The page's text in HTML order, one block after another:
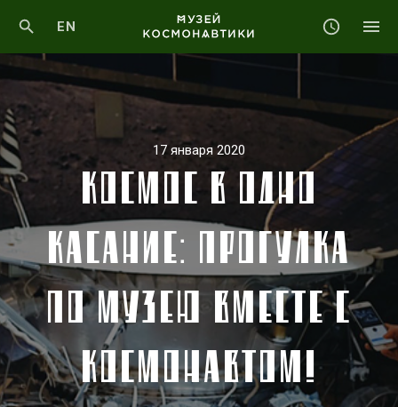
EN
17 января 2020
КОСМОС В ОДНО
КАСАНИЕ: ПРОГУЛКА
ПО МУЗЕЮ ВМЕСТЕ С
КОСМОНАВТОМ!